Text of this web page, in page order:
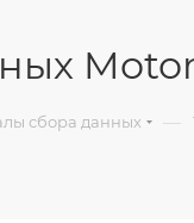
сбора данных —